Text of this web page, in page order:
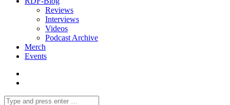
Reviews
Interviews
Videos
Podcast Archive
Merch
Events